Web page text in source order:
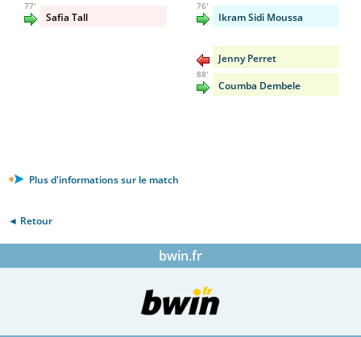
77'
Safia Tall
76'
Ikram Sidi Moussa
Jenny Perret
88'
Coumba Dembele
Plus d'informations sur le match
◄ Retour
bwin.fr